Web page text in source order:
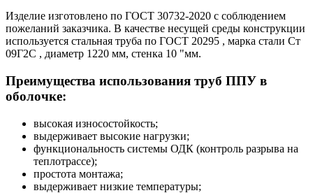
Изделие изготовлено по ГОСТ 30732-2020 с соблюдением
пожеланий заказчика. В качестве несущей среды конструкции
используется стальная труба по ГОСТ 20295 , марка стали Ст
09Г2С , диаметр 1220 мм, стенка 10 "мм.
Преимущества использования труб ППУ в
оболочке:
высокая износостойкость;
выдерживает высокие нагрузки;
функциональность системы ОДК (контроль разрыва на
теплотрассе);
простота монтажа;
выдерживает низкие температуры;